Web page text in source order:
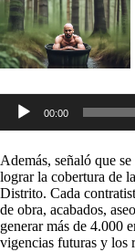
Reproductor
audio
00:00
Además, señaló que
lograr la cobertura de
Distrito. Cada
de obra, acabados,
generar más de 4.000
vigencias futuras y los